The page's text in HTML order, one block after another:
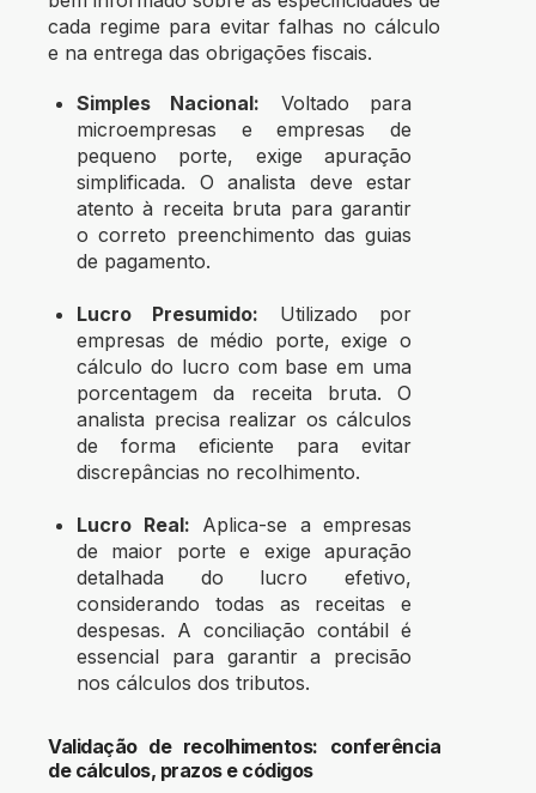
cada regime para evitar falhas no cálculo
e na entrega das obrigações fiscais.
Simples Nacional: Voltado para
microempresas e empresas de
pequeno porte, exige apuração
simplificada. O analista deve estar
atento à receita bruta para garantir
o correto preenchimento das guias
de pagamento.
Lucro Presumido: Utilizado por
empresas de médio porte, exige o
cálculo do lucro com base em uma
porcentagem da receita bruta. O
analista precisa realizar os cálculos
de forma eficiente para evitar
discrepâncias no recolhimento.
Lucro Real: Aplica-se a empresas
de maior porte e exige apuração
detalhada do lucro efetivo,
considerando todas as receitas e
despesas. A conciliação contábil é
essencial para garantir a precisão
nos cálculos dos tributos.
Validação de recolhimentos: conferência
de cálculos, prazos e códigos